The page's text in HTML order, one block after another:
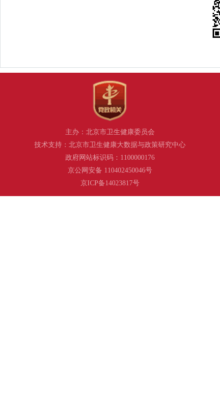
主办：北京市卫生健康委员会
技术支持：北京市卫生健康大数据与政策研究中心
政府网站标识码：1100000176
京公网安备 110402450046号
京ICP备14023817号